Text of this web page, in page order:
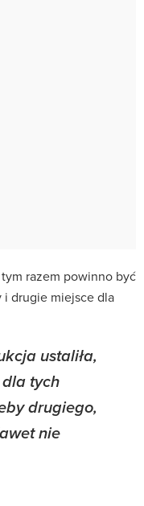
razem powinno być
drugie miejsce dla
ustaliła,
tych
drugiego,
nie